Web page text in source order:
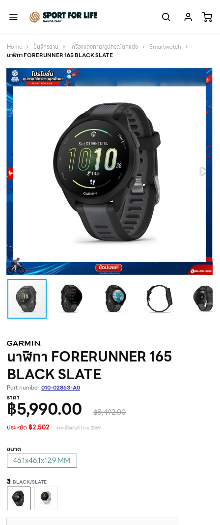
Home ปั่นจักรยาน เครื่องแต่งกาย/อุปกรณ์ตกแต่ง
Smartwatch
นาฬิกา FORERUNNER 165 BLACK SLATE
นาฬิกา FORERUNNER 165
BLACK SLATE
Part number 010-02863-A0
ราคา
฿5,990.00 ฿8,492.00
ประหยัด ฿2,502 ราคานี้ถึงวันที่ 1 ต.ค. 2569
ขนาด
46.1x46.1x12.9 MM.
สี: BLACK/SLATE